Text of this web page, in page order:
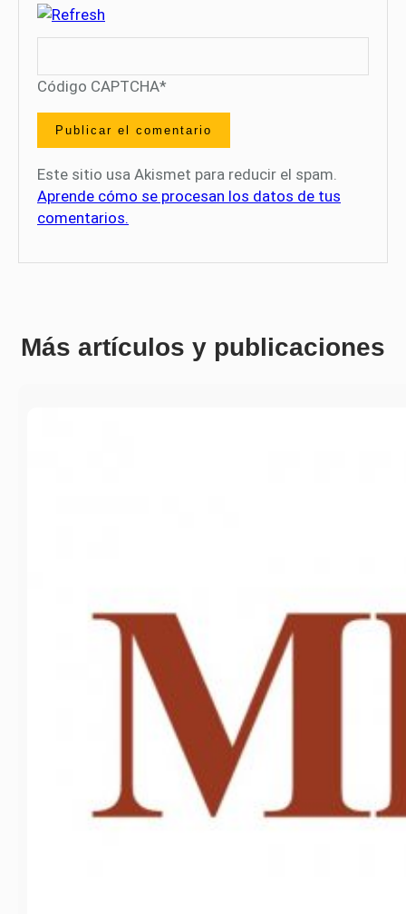
Código CAPTCHA*
Este sitio usa Akismet para reducir el spam.
Aprende cómo se procesan los datos de tus
comentarios.
Más artículos y publicaciones